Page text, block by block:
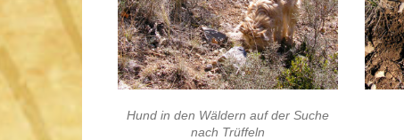
Hund in den Wäldern auf der Suche
nach Trüffeln